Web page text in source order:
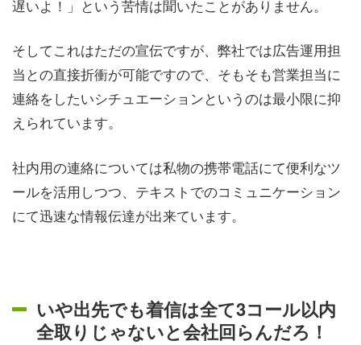
遅いよ！」という苦情は聞いたことがありません。
そしてこれはただの宣伝ですが、弊社では広告運用担
当との直接折衝が可能ですので、そもそも営業担当に
連絡をしたいシチュエーションというのは最小限に抑
えられています。
社内用の連絡については私物の携帯電話にて便利なツ
ールを活用しつつ、テキストでのコミュニケーション
にて迅速な情報伝達が出来ています。
いや出先でも着信は全て3コール以内
全取りじゃないと会社回らんだろ！